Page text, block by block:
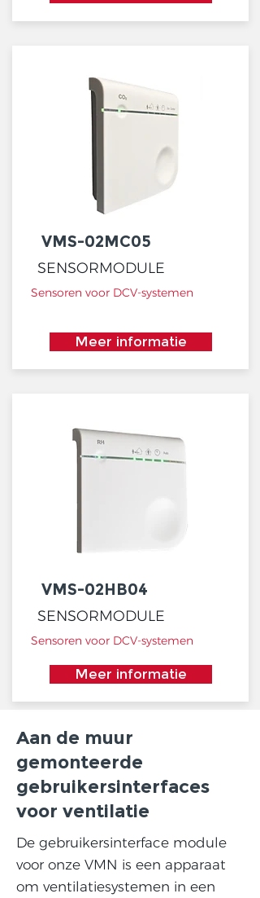
VMS-02MC05
SENSORMODULE
Sensoren voor DCV-systemen
Meer informatie
VMS-02HB04
SENSORMODULE
Sensoren voor DCV-systemen
Meer informatie
Aan de muur
gemonteerde
gebruikersinterfaces
voor ventilatie
De gebruikersinterface module
voor onze VMN is een apparaat
om ventilatiesystemen in een